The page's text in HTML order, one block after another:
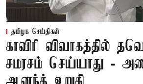
தமிழக செய்திகள்
காவிரி விவாகத்தில்
சமரசம் செய்யாது -